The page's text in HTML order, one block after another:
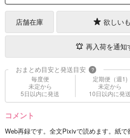
店舗在庫 欲しい
再入荷を通知
おまとめ目安と発送目安 ?
毎度便
未定から
5日以内に発送
定期便（週1)
未定から
10日以内に発送
コメント
Web再録です。全文Pixivで読めます。紙で